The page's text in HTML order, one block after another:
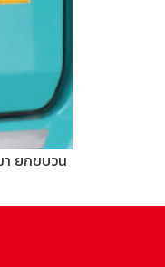
า ยกขบวน